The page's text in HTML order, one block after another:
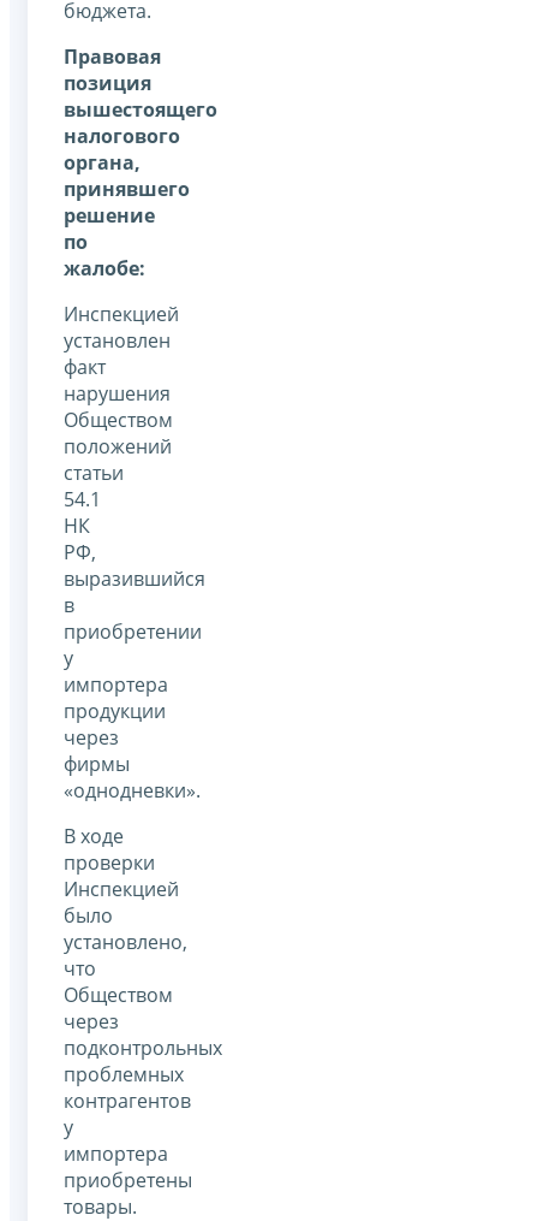
бюджета.
Правовая
позиция
вышестоящего
налогового
органа,
принявшего
решение
по
жалобе:
Инспекцией
установлен
факт
нарушения
Обществом
положений
статьи
54.1
НК
РФ,
выразившийся
в
приобретении
у
импортера
продукции
через
фирмы
«однодневки».
В ходе
проверки
Инспекцией
было
установлено,
что
Обществом
через
подконтрольных
проблемных
контрагентов
у
импортера
приобретены
товары.